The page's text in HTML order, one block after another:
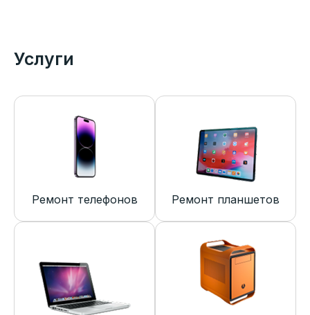
Услуги
Ремонт телефонов Ремонт планшетов